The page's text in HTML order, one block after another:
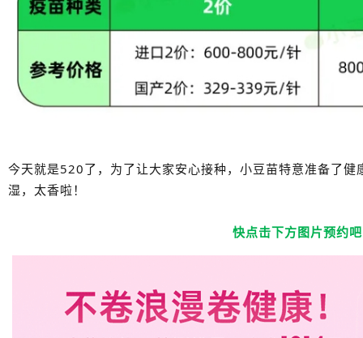
今天就是520了，为了让大家安心接种，小豆苗特意准备了
湿，太香啦！
快点击下方图片预